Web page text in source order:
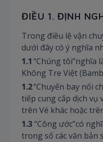
ĐIỀU 1. ĐỊNH
Trong điều lệ vận
dưới đây có ý nghĩa
1.1“Chúng tôi”nghĩa
Không Tre Việt
1.2“Chuyến bay nối
tiếp cung cấp dịch vụ
trên Vé khác hoặc
1.3“Công ước”có
trong số các văn bản